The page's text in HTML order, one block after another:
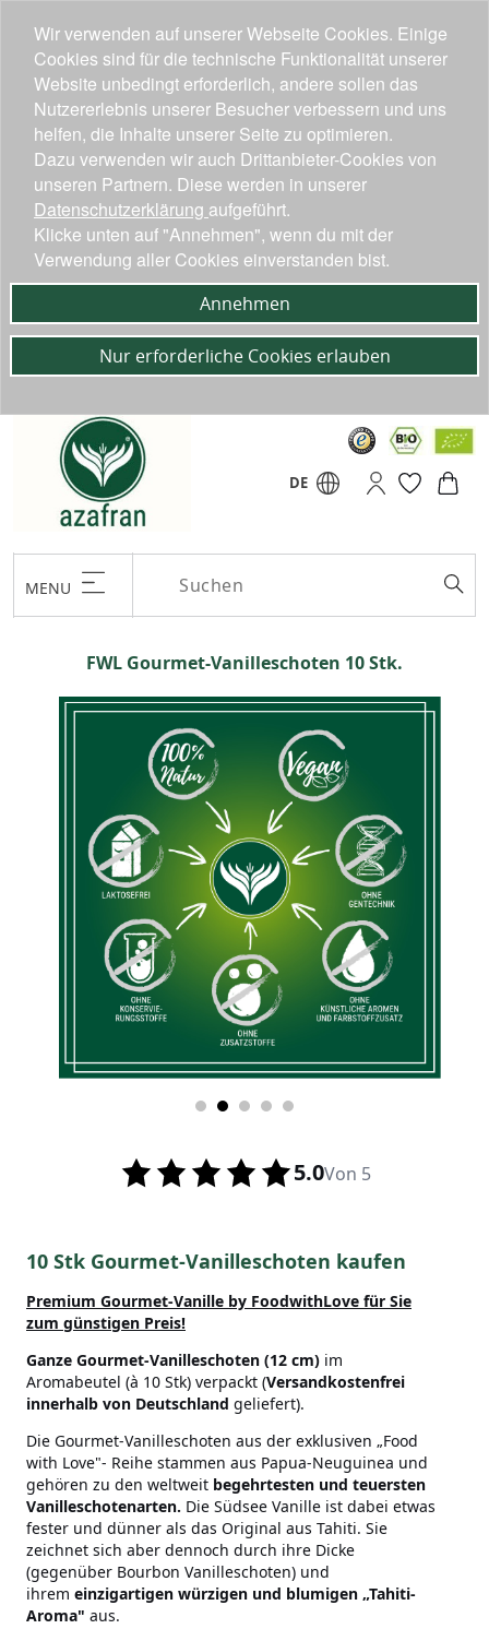
DE
MENU
FWL Gourmet-Vanilleschoten 10 Stk.
5.0Von 5
10 Stk Gourmet-Vanilleschoten kaufen
Premium Gourmet-Vanille by FoodwithLove für Sie
zum günstigen Preis!
Ganze Gourmet-Vanilleschoten (12 cm) im
Aromabeutel (à 10 Stk) verpackt (Versandkostenfrei
innerhalb von Deutschland geliefert).
Die Gourmet-Vanilleschoten aus der exklusiven „Food
with Love"- Reihe stammen aus Papua-Neuguinea und
gehören zu den weltweit begehrtesten und teuersten
Vanilleschotenarten. Die Südsee Vanille ist dabei etwas
fester und dünner als das Original aus Tahiti. Sie
zeichnet sich aber dennoch durch ihre Dicke
(gegenüber Bourbon Vanilleschoten) und
ihrem einzigartigen würzigen und blumigen „Tahiti-
Aroma" aus.
Wir verwenden auf unserer Webseite Cookies. Einige
Cookies sind für die technische Funktionalität unserer
Website unbedingt erforderlich, andere sollen das
Nutzererlebnis unserer Besucher verbessern und uns
helfen, die Inhalte unserer Seite zu optimieren.
Dazu verwenden wir auch Drittanbieter-Cookies von
unseren Partnern. Diese werden in unserer
Datenschutzerklärung aufgeführt.
Klicke unten auf "Annehmen", wenn du mit der
Verwendung aller Cookies einverstanden bist.
Annehmen
Nur erforderliche Cookies erlauben